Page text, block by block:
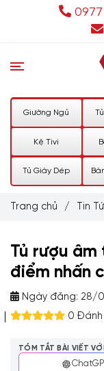
0977
Giường Ngủ
Kệ Tivi
Tủ Giày Dép
Trang chủ / Tin
Tủ rượu
điểm nhấn
Ngày đăng: 28/
0
TÓM TẮT BÀI VIẾT
ChatGPT